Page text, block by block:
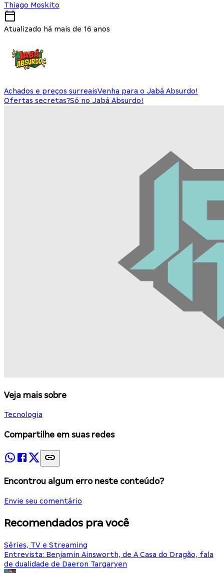
Thiago Moskito
Atualizado há mais de 16 anos
Achados e preços surreaisVenha para o Jabá Absurdo!
Ofertas secretas?Só no Jabá Absurdo!
Veja mais sobre
Tecnologia
Compartilhe em suas redes
Encontrou algum erro neste conteúdo?
Envie seu comentário
Recomendados pra você
Séries, TV e Streaming
Entrevista: Benjamin Ainsworth, de A Casa do Dragão, fala
de dualidade de Daeron Targaryen